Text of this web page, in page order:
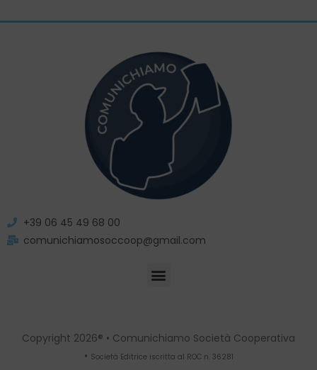
+39 06 45 49 68 00
comunichiamosoccoop@gmail.com
Copyright 2026® • Comunichiamo Società Cooperativa
• Società Editrice iscritta al ROC n. 36281